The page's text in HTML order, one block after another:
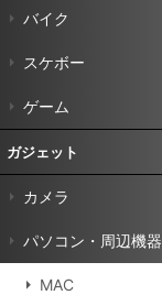
バイク
スケボー
ゲーム
ガジェット
カメラ
パソコン・周辺機器
MAC